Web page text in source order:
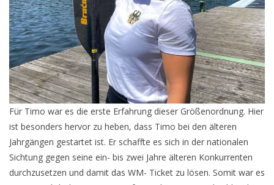
Für Timo war es die erste Erfahrung dieser Größenordnung. Hier
ist besonders hervor zu heben, dass Timo bei den älteren
Jahrgängen gestartet ist. Er schaffte es sich in der nationalen
Sichtung gegen seine ein- bis zwei Jahre älteren Konkurrenten
durchzusetzen und damit das WM- Ticket zu lösen. Somit war es